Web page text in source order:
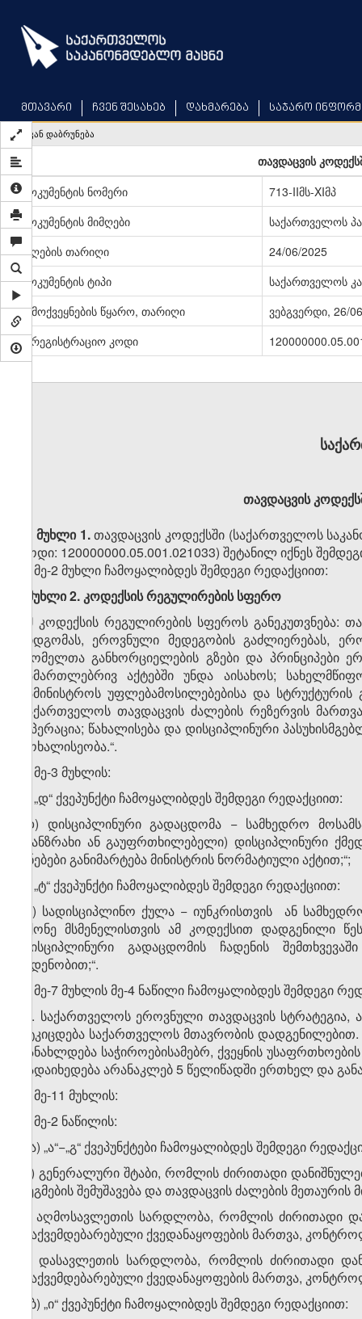
main
content
მთავარი ჩვენ შესახებ დახმარება საჯარო
უკან დაბრუნება
თავდაცვის
დოკუმენტის ნომერი
713-IIმს-XIმპ
დოკუმენტის მიმღები
საქართველოს
მიღების თარიღი
24/06/2025
დოკუმენტის ტიპი
საქართველოს
გამოქვეყნების წყარო, თარიღი
ვებგვერდი, 26/
სარეგისტრაციო კოდი
თავდაცვის
მუხლი 1.თავდაცვის კოდექსში (საქართველოს
კოდი: 120000000.05.001.021033) შეტანილ იქნეს
1. მე-2 მუხლი ჩამოყალიბდეს შემდეგი რედაქციით:
„მუხლი 2. კოდექსის რეგულირების სფერო
ამ კოდექსის რეგულირების სფეროს განეკუთვნება:
მიდგომას, ეროვნული მედეგობის გაძლიერებას,
რომელთა განხორციელების გზები და პრინციპები
სამართლებრივ აქტებში უნდა აისახოს;
სამინისტროს უფლებამოსილებებისა და
საქართველოს თავდაცვის ძალების რეზერვის
ოპერაცია; წახალისება და დისციპლინური
მოხალისეობა.“.
2. მე-3 მუხლის:
ა) „დ“ ქვეპუნქტი ჩამოყალიბდეს შემდეგი რედაქციით:
„დ) დისციპლინური გადაცდომა − სამხედრო
(განზრახი ან გაუფრთხილებელი) დისციპლინური
ცნებები განიმარტება მინისტრის ნორმატიული აქტით;“;
ბ) „ტ“ ქვეპუნქტი ჩამოყალიბდეს შემდეგი რედაქციით:
„ტ) სადისციპლინო ქულა − იუნკრისთვის ან
მქონე მსმენელისთვის ამ კოდექსით დადგენილი
დისციპლინური გადაცდომის ჩადენის
ოდენობით;“.
3. მე-7 მუხლის მე-4 ნაწილი ჩამოყალიბდეს შემდეგი
„4. საქართველოს ეროვნული თავდაცვის
მტკიცდება საქართველოს მთავრობის
განახლდება საჭიროებისამებრ, ქვეყნის
გადაიხედება არანაკლებ 5 წელიწადში ერთხელ და
4. მე-11 მუხლის:
ა) მე-2 ნაწილის:
ა.ა) „ა“−„გ“ ქვეპუნქტები ჩამოყალიბდეს შემდეგი
„ა) გენერალური შტაბი, რომლის ძირითადი
გეგმების შემუშავება და თავდაცვის ძალების
ბ) აღმოსავლეთის სარდლობა, რომლის ძირითადი
დაქვემდებარებული ქვედანაყოფების მართვა,
გ) დასავლეთის სარდლობა, რომლის ძირითადი
დაქვემდებარებული ქვედანაყოფების მართვა,
ა.ბ) „ი“ ქვეპუნქტი ჩამოყალიბდეს შემდეგი რედაქციით: